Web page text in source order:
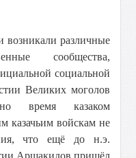
возникали различные
сообщества,
социальной
Великих моголов
время казаком
казачьим войскам не
что ещё до н.э.
Аршакидов пришёл